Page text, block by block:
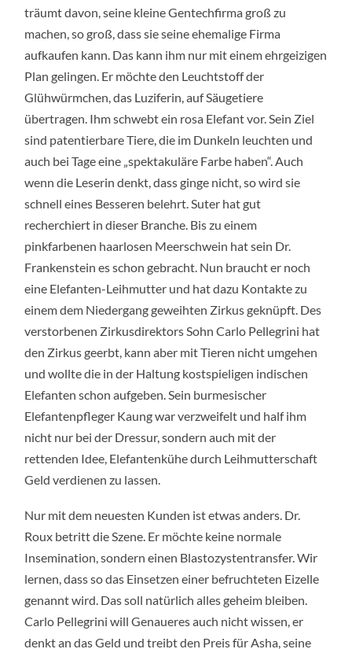
träumt davon, seine kleine Gentechfirma groß zu
machen, so groß, dass sie seine ehemalige Firma
aufkaufen kann. Das kann ihm nur mit einem ehrgeizigen
Plan gelingen. Er möchte den Leuchtstoff der
Glühwürmchen, das Luziferin, auf Säugetiere
übertragen. Ihm schwebt ein rosa Elefant vor. Sein Ziel
sind patentierbare Tiere, die im Dunkeln leuchten und
auch bei Tage eine „spektakuläre Farbe haben“. Auch
wenn die Leserin denkt, dass ginge nicht, so wird sie
schnell eines Besseren belehrt. Suter hat gut
recherchiert in dieser Branche. Bis zu einem
pinkfarbenen haarlosen Meerschwein hat sein Dr.
Frankenstein es schon gebracht. Nun braucht er noch
eine Elefanten-Leihmutter und hat dazu Kontakte zu
einem dem Niedergang geweihten Zirkus geknüpft. Des
verstorbenen Zirkusdirektors Sohn Carlo Pellegrini hat
den Zirkus geerbt, kann aber mit Tieren nicht umgehen
und wollte die in der Haltung kostspieligen indischen
Elefanten schon aufgeben. Sein burmesischer
Elefantenpfleger Kaung war verzweifelt und half ihm
nicht nur bei der Dressur, sondern auch mit der
rettenden Idee, Elefantenkühe durch Leihmutterschaft
Geld verdienen zu lassen.
Nur mit dem neuesten Kunden ist etwas anders. Dr.
Roux betritt die Szene. Er möchte keine normale
Insemination, sondern einen Blastozystentransfer. Wir
lernen, dass so das Einsetzen einer befruchteten Eizelle
genannt wird. Das soll natürlich alles geheim bleiben.
Carlo Pellegrini will Genaueres auch nicht wissen, er
denkt an das Geld und treibt den Preis für Asha, seine